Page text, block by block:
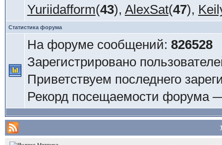
Yuriidafform(43), AlexSat(47),
Статистика форума
На форуме сообщений: 826528
Зарегистрировано
Приветствуем последнего
Рекорд посещаемости форума